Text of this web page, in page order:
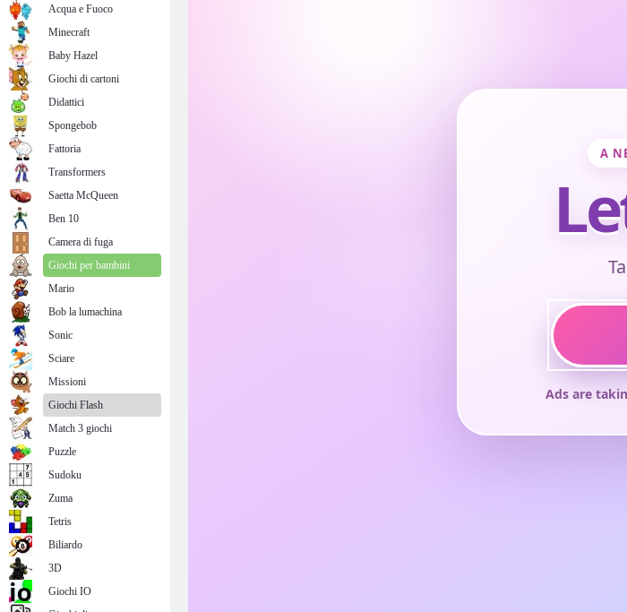
Acqua e Fuoco
Minecraft
Baby Hazel
Giochi di cartoni
Didattici
Spongebob
Fattoria
Transformers
Saetta McQueen
Ben 10
Camera di fuga
Giochi per bambini
Mario
Bob la lumachina
Sonic
Sciare
Missioni
Giochi Flash
Match 3 giochi
Puzzle
Sudoku
Zuma
Tetris
Biliardo
3D
Giochi IO